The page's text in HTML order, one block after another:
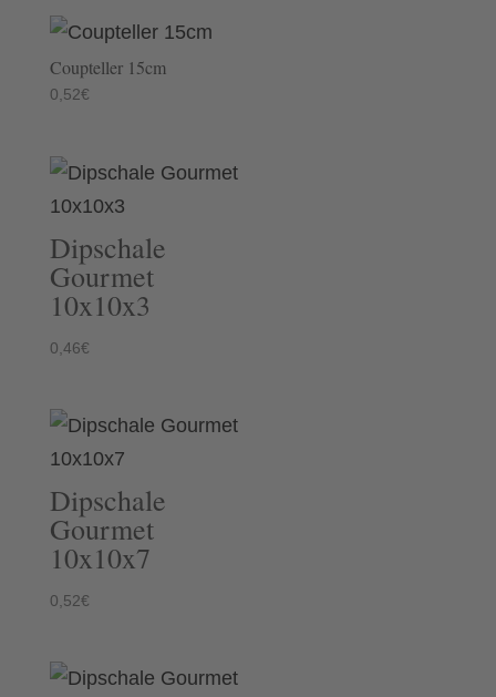
Coupteller 15cm
0,52€
Dipschale
Gourmet
10x10x3
0,46€
Dipschale
Gourmet
10x10x7
0,52€